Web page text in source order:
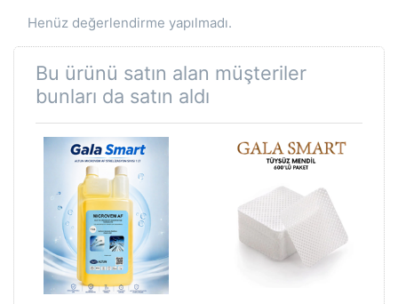
Henüz değerlendirme yapılmadı.
Bu ürünü satın alan müşteriler
bunları da satın aldı